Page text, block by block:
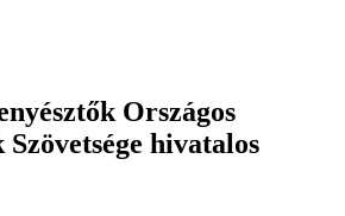
Országos
hivatalos